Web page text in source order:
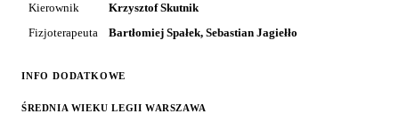
Kierownik
Krzysztof Skutnik
Fizjoterapeuta
Bartłomiej Spałek, Sebastian Jagiełło
INFO DODATKOWE
ŚREDNIA WIEKU LEGII WARSZAWA